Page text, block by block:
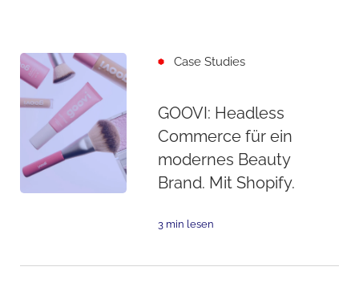
Case Studies
GOOVI: Headless
Commerce für ein
modernes Beauty
Brand. Mit Shopify.
3 min lesen